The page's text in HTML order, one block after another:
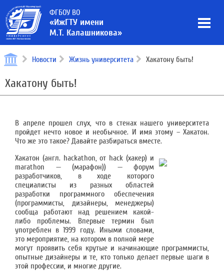
ФГБОУ ВО
«ИжГТУ имени
М.Т. Калашникова»
Новости Жизнь университета Хакатону быть!
Хакатону быть!
В апреле прошел слух, что в стенах нашего университета
пройдет нечто новое и необычное. И имя этому – Хакатон.
Что же это такое? Давайте разбираться вместе.
Хакатон (англ. hackathon, от hack (хакер) и
marathon — (марафон)) — форум
разработчиков, в ходе которого
специалисты из разных областей
разработки программного обеспечения
(программисты, дизайнеры, менеджеры)
сообща работают над решением какой-
либо проблемы. Впервые термин был
употреблен в 1999 году. Иными словами,
это мероприятие, на котором в полной мере
могут проявить себя крутые и начинающие программисты,
опытные дизайнеры и те, кто только делает первые шаги в
этой профессии, и многие другие.